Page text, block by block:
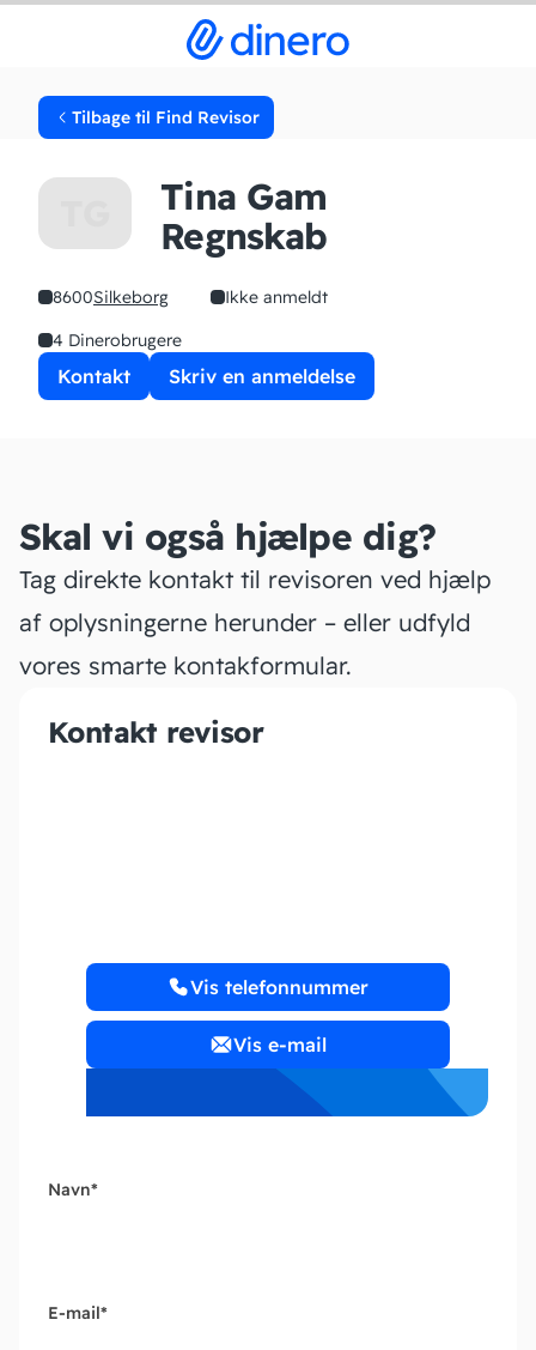
Tilbage til Find Revisor
Tina Gam
Regnskab
8600Silkeborg
Ikke anmeldt
4 Dinerobrugere
Kontakt Skriv en anmeldelse
Skal vi også hjælpe dig?
Tag direkte kontakt til revisoren ved hjælp
af oplysningerne herunder – eller udfyld
vores smarte kontakformular.
Kontakt revisor
Vis telefonnummer
Vis e-mail
Navn*
E-mail*